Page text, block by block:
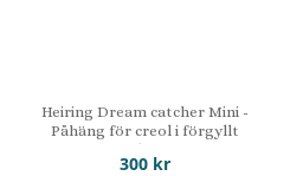
Heiring Dream catcher Mini -
Påhäng för creol i förgyllt
silver
300 kr